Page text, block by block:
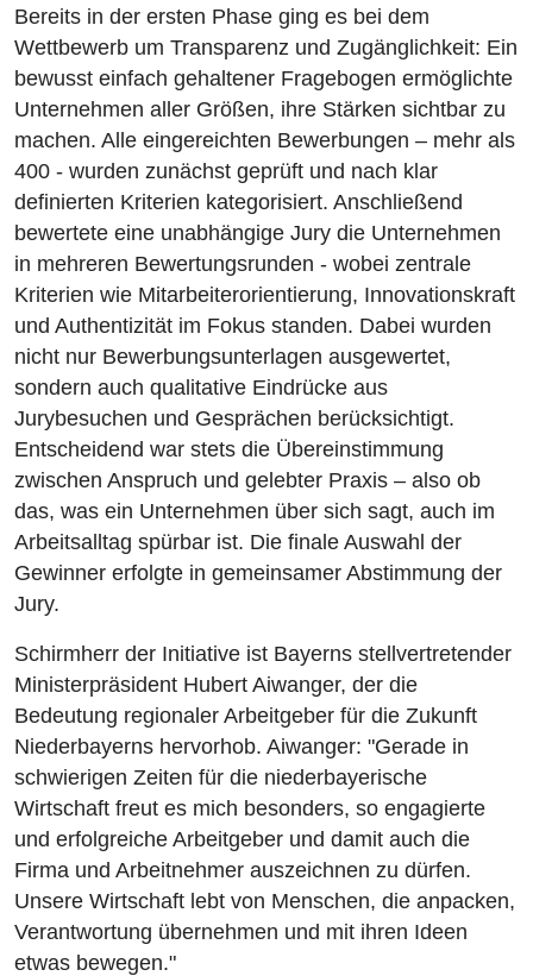
Bereits in der ersten Phase ging es bei dem
Wettbewerb um Transparenz und Zugänglichkeit: Ein
bewusst einfach gehaltener Fragebogen ermöglichte
Unternehmen aller Größen, ihre Stärken sichtbar zu
machen. Alle eingereichten Bewerbungen – mehr als
400 - wurden zunächst geprüft und nach klar
definierten Kriterien kategorisiert. Anschließend
bewertete eine unabhängige Jury die Unternehmen
in mehreren Bewertungsrunden - wobei zentrale
Kriterien wie Mitarbeiterorientierung, Innovationskraft
und Authentizität im Fokus standen. Dabei wurden
nicht nur Bewerbungsunterlagen ausgewertet,
sondern auch qualitative Eindrücke aus
Jurybesuchen und Gesprächen berücksichtigt.
Entscheidend war stets die Übereinstimmung
zwischen Anspruch und gelebter Praxis – also ob
das, was ein Unternehmen über sich sagt, auch im
Arbeitsalltag spürbar ist. Die finale Auswahl der
Gewinner erfolgte in gemeinsamer Abstimmung der
Jury.
Schirmherr der Initiative ist Bayerns stellvertretender
Ministerpräsident Hubert Aiwanger, der die
Bedeutung regionaler Arbeitgeber für die Zukunft
Niederbayerns hervorhob. Aiwanger: "Gerade in
schwierigen Zeiten für die niederbayerische
Wirtschaft freut es mich besonders, so engagierte
und erfolgreiche Arbeitgeber und damit auch die
Firma und Arbeitnehmer auszeichnen zu dürfen.
Unsere Wirtschaft lebt von Menschen, die anpacken,
Verantwortung übernehmen und mit ihren Ideen
etwas bewegen."